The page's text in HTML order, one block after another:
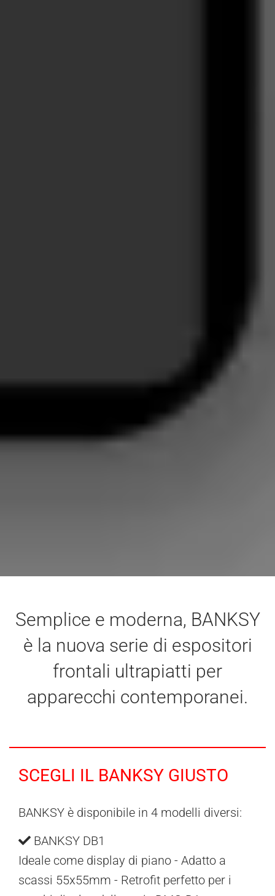
Semplice e moderna, BANKSY
è la nuova serie di espositori
frontali ultrapiatti per
apparecchi contemporanei.
SCEGLI IL BANKSY GIUSTO
BANKSY è disponibile in 4 modelli diversi:
BANKSY DB1
Ideale come display di piano - Adatto a
scassi 55x55mm - Retrofit perfetto per i